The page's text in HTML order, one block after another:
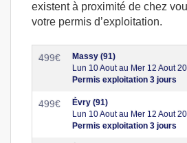
existent à proximité de chez
votre permis d’exploitation.
499€
Massy (91)
Lun 10 Aout au Mer 12 Aout
Permis exploitation 3 jours
499€
Évry (91)
Lun 10 Aout au Mer 12 Aout
Permis exploitation 3 jours